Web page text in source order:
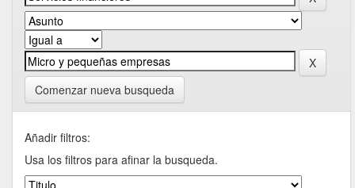
Comenzar nueva busqueda
Añadir filtros:
Usa los filtros para afinar la busqueda.